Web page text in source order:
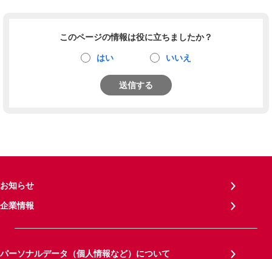
このページの情報は役に立ちましたか？
はい いいえ
送信する
お知らせ
企業情報
パーソナルデータ（個人情報など）について